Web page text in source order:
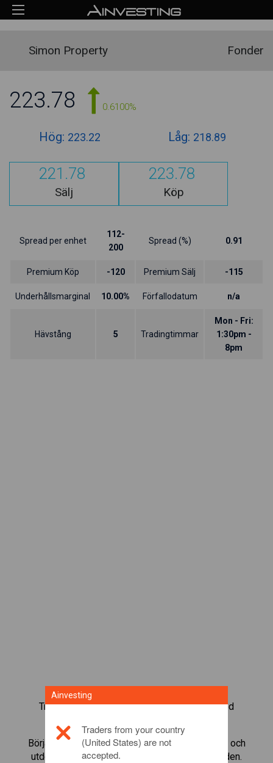
Simon Property Fonder
223.78 0.6100%
Hög: 223.22 Låg: 218.89
221.78
Sälj
223.78
Köp
Spread per enhet
112-
200
Spread (%) 0.91
Premium Köp -120 Premium Sälj -115
Underhållsmarginal 10.00% Förfallodatum n/a
Hävstång 5 Tradingtimmar
Mon - Fri:
1:30pm -
8pm
Trada mer än 1 000 internationella fonder med
Börja trada CFD:er i Simon Property
. Få kurser och
utdelningar i realtid som om du själv ägde fonden.
Ainvesting
Traders from your country
(United States) are not
accepted.